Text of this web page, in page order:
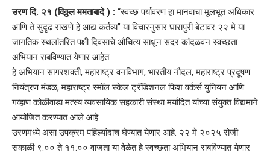
उरण दि. २१ (विठ्ठल ममताबादे ) : “स्वच्छ पर्यावरण हा मानवाचा मूलभूत अधिकार
आणि ते सुदृढ राखणे हे आद्य कर्तव्य” या विचारनुसार घारापुरी बेटावर २२ मे या
जागतिक स्थलांतरित पक्षी दिवसाचे औचित्य साधून सदर कांदळवन स्वच्छता
अभियान राबविण्यात येणार आहेत.
हे अभियान सागरशक्ती, महाराष्ट्र वनविभाग, भारतीय नौदल, महाराष्ट्र प्रदूषण
नियंत्रण मंडळ, महाराष्ट्र स्मॉल स्केल ट्रॅडिशनल फिश वर्कर्स युनियन आणि
गव्हाण कोळीवाडा मत्स्य व्यवसायिक सहकारी संस्था मर्यादित यांच्या संयुक्त विद्यमाने
आयोजित करण्यात आले आहे.
उरणमध्ये असा उपक्रम पहिल्यांदाच घेण्यात येणार आहे. २२ मे २०२५ रोजी
सकाळी ९:०० ते ११:०० वाजता या वेळेत हे स्वच्छता अभियान राबविण्यात येणार